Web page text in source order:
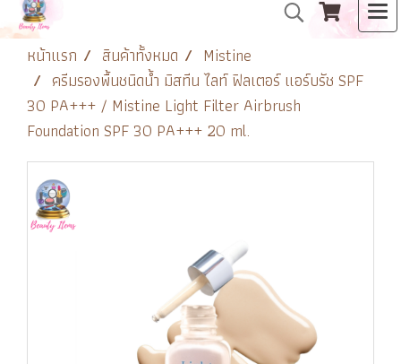
หน้าแรก สินค้าทั้งหมด
Mistine
ครีมรองพื้นชนิดน้ำ มิสทีน ไลท์ ฟิลเตอร์ แอร์บรัช SPF
30 PA+++ / Mistine Light Filter Airbrush
Foundation SPF 30 PA+++ 20 ml.